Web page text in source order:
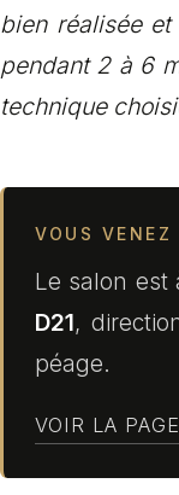
bien réalisée
pendant 2 à 6
technique
VOUS VENEZ
Le salon est
D21,
péage.
VOIR LA